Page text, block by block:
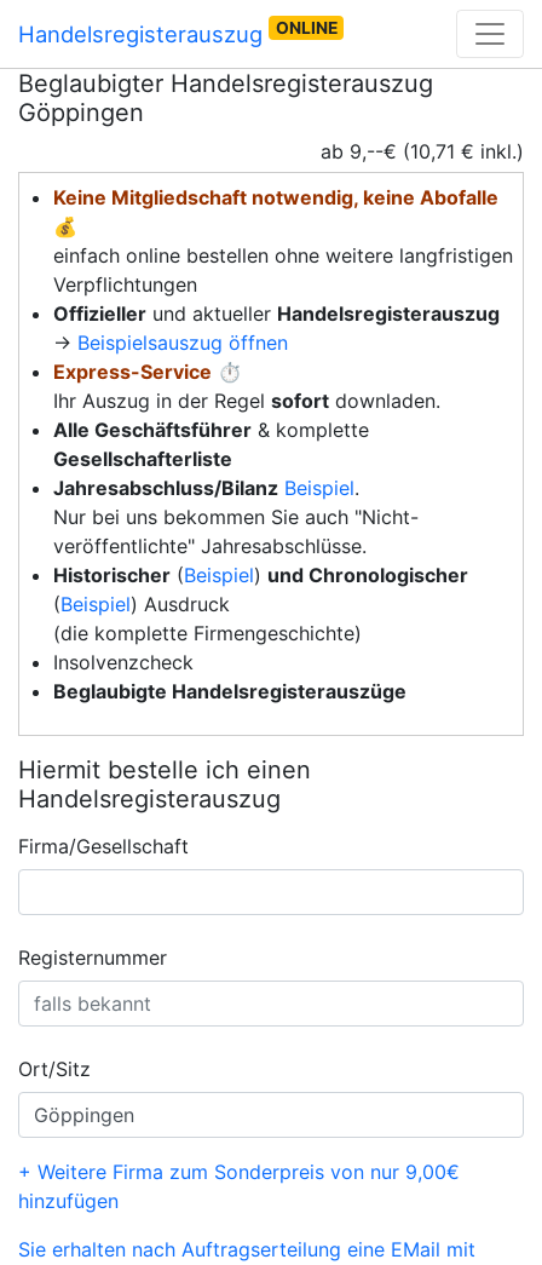
Handelsregisterauszug ONLINE
Beglaubigter Handelsregisterauszug
Göppingen
ab 9,--€ (10,71 € inkl.)
Keine Mitgliedschaft notwendig, keine Abofalle
💰
einfach online bestellen ohne weitere langfristigen
Verpflichtungen
Offizieller und aktueller Handelsregisterauszug
→ Beispielsauszug öffnen
Express-Service ⏱️
Ihr Auszug in der Regel sofort downladen.
Alle Geschäftsführer & komplette
Gesellschafterliste
Jahresabschluss/Bilanz Beispiel.
Nur bei uns bekommen Sie auch "Nicht-
veröffentlichte" Jahresabschlüsse.
Historischer (Beispiel) und Chronologischer
(Beispiel) Ausdruck
(die komplette Firmengeschichte)
Insolvenzcheck
Beglaubigte Handelsregisterauszüge
Hiermit bestelle ich einen
Handelsregisterauszug
Firma/Gesellschaft
Registernummer
Ort/Sitz
+ Weitere Firma zum Sonderpreis von nur 9,00€
hinzufügen
Sie erhalten nach Auftragserteilung eine EMail mit